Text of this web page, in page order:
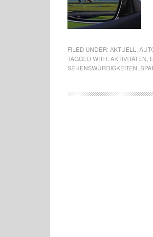
FILED UNDER:AKTUELL
TAGGED WITH:AKTIVITÄTEN
SEHENSWÜRDIGKEITEN